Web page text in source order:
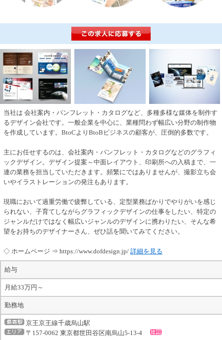
当社は 会社案内・パンフレット・カタログなど、多種多様な媒体を制作す
るデザイン会社です。一般企業を中心に、業種問わず幅広い分野の制作物
を作成しています。BtoCよりBtoBビジネスの顧客が、圧倒的多数です。
主にお任せするのは、会社案内・パンフレット・カタログなどのグラフィ
ックデザイン。デザイン提案～中面レイアウト、印刷所への入稿まで、一
連の業務を担当していただきます。頻繁にではありませんが、撮影立ち会
いやイラストレーションの発注もあります。
現職において過重労働で疲弊している、定型業務ばかりでやりがいを感じ
られない、子育てしながらグラフィックデザインの仕事をしたい、特定の
ジャンルだけではなく幅広いジャンルのデザインに携わりたい、そんな希
望をお持ちのデザイナーさん、ぜひ話を聞いてみてください。
◇ ホームページ ⇒ https://www.dofdesign.jp/ 詳細を見る
給与
月給33万円～
勤務地
京王京王線千歳烏山駅
〒157-0062 東京都世田谷区南烏山5-13-4